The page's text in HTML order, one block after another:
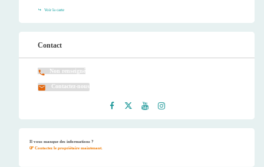
Voir la carte
Contact
Non renseigné
Contactez-nous
Il vous manque des informations ?
Contactez le propriétaire maintenant.